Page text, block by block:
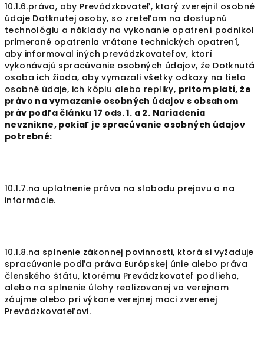
10.1.6.právo, aby Prevádzkovateľ, ktorý zverejnil osobné
údaje Dotknutej osoby, so zreteľom na dostupnú
technológiu a náklady na vykonanie opatrení podnikol
primerané opatrenia vrátane technických opatrení,
aby informoval iných prevádzkovateľov, ktorí
vykonávajú spracúvanie osobných údajov, že Dotknutá
osoba ich žiada, aby vymazali všetky odkazy na tieto
osobné údaje, ich kópiu alebo repliky, pritom platí, že
právo na vymazanie osobných údajov s obsahom
práv podľa článku 17 ods. 1. a 2. Nariadenia
nevznikne, pokiaľ je spracúvanie osobných údajov
potrebné:
10.1.7.na uplatnenie práva na slobodu prejavu a na
informácie.
10.1.8.na splnenie zákonnej povinnosti, ktorá si vyžaduje
spracúvanie podľa práva Európskej únie alebo práva
členského štátu, ktorému Prevádzkovateľ podlieha,
alebo na splnenie úlohy realizovanej vo verejnom
záujme alebo pri výkone verejnej moci zverenej
Prevádzkovateľovi.